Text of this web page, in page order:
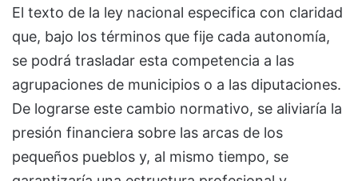
El texto de la ley nacional especifica con claridad
que, bajo los términos que fije cada autonomía,
se podrá trasladar esta competencia a las
agrupaciones de municipios o a las diputaciones.
De lograrse este cambio normativo, se aliviaría la
presión financiera sobre las arcas de los
pequeños pueblos y, al mismo tiempo, se